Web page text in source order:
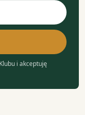
i akceptuję